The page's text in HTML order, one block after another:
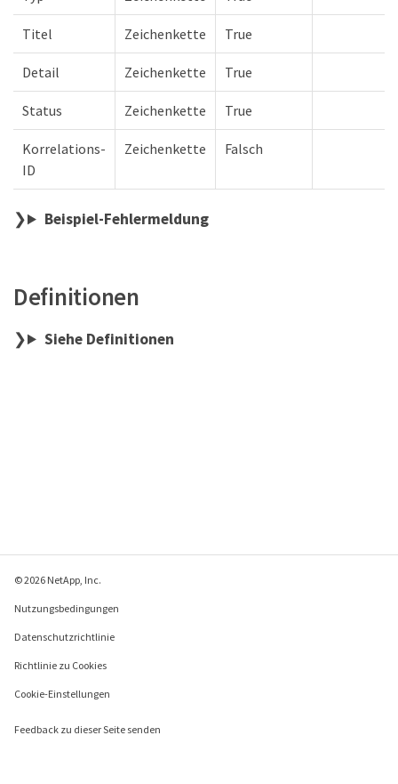
Titel Zeichenkette True
Detail Zeichenkette True
Status Zeichenkette True
Korrelations-
ID
Zeichenkette Falsch
Beispiel-Fehlermeldung
Definitionen
Siehe Definitionen
© 2026 NetApp, Inc.
Nutzungsbedingungen
Datenschutzrichtlinie
Richtlinie zu Cookies
Cookie-Einstellungen
Feedback zu dieser Seite senden